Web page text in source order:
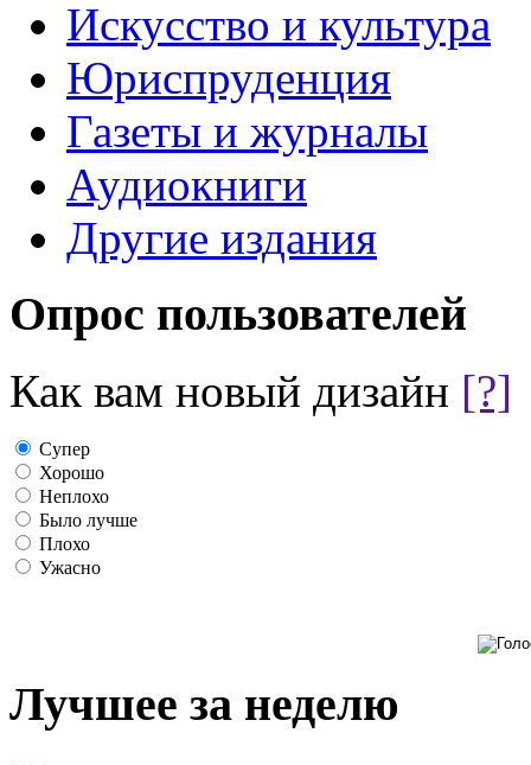
Искусство и культура
Юриспруденция
Газеты и журналы
Аудиокниги
Другие издания
Опрос пользователей
Как вам новый дизайн [?]
Супер
Хорошо
Неплохо
Было лучше
Плохо
Ужасно
Лучшее за неделю